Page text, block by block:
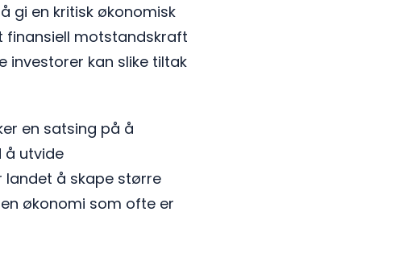
gi en kritisk økonomisk
finansiell motstandskraft
investorer kan slike tiltak
en satsing på å
å utvide
landet å skape større
økonomi som ofte er